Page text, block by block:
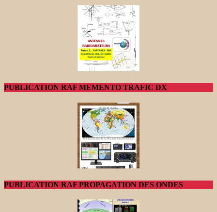
PUBLICATION RAF MEMENTO TRAFIC DX
PUBLICATION RAF PROPAGATION DES ONDES